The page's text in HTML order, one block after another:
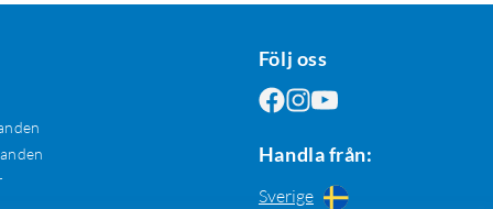
Följ oss
Handla från:
Sverige